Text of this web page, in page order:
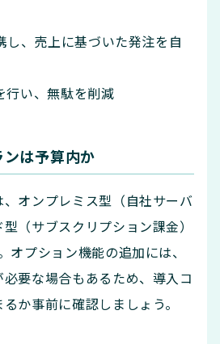
し、売上に基づいた発注を自
行い、無駄を削減
は予算内か
オンプレミス型（自社サーバ
（サブスクリプション課金）
オプション機能の追加には、
要な場合もあるため、導入コ
か事前に確認しましょう。